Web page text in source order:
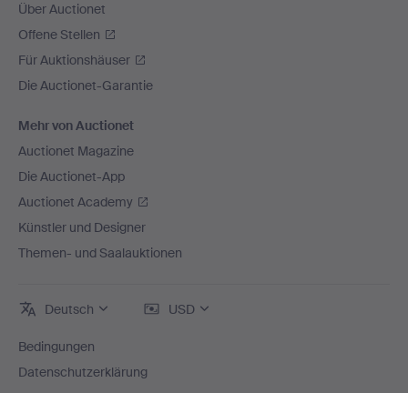
Über Auctionet
Offene Stellen
Für Auktionshäuser
Die Auctionet-Garantie
Mehr von Auctionet
Auctionet Magazine
Die Auctionet-App
Auctionet Academy
Künstler und Designer
Themen- und Saalauktionen
Deutsch USD
Bedingungen
Datenschutzerklärung